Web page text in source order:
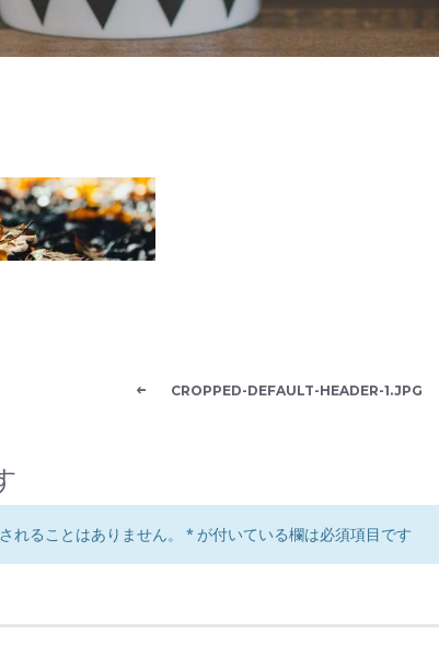
CROPPED-DEFAULT-HEADER-1.JPG
れることはありません。 * が付いている欄は必須項目です